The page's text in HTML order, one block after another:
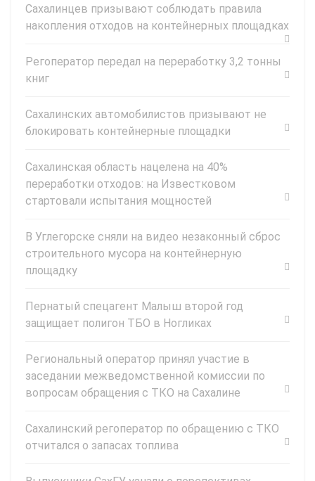
Сахалинцев призывают соблюдать правила
накопления отходов на контейнерных площадках
Регоператор передал на переработку 3,2 тонны
книг
Сахалинских автомобилистов призывают не
блокировать контейнерные площадки
Сахалинская область нацелена на 40%
переработки отходов: на Известковом
стартовали испытания мощностей
В Углегорске сняли на видео незаконный сброс
строительного мусора на контейнерную
площадку
Пернатый спецагент Малыш второй год
защищает полигон ТБО в Ногликах
Региональный оператор принял участие в
заседании межведомственной комиссии по
вопросам обращения с ТКО на Сахалине
Сахалинский регоператор по обращению с ТКО
отчитался о запасах топлива